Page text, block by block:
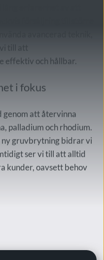
till att
effektiv och hållbar.
i fokus
att återvinna
palladium och rhodium.
ny gruvbrytning bidrar vi
ser vi till att alltid
kunder, oavsett behov